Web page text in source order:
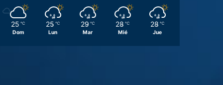
25 ℃
Dom
25 ℃
Lun
29 ℃
Mar
28 ℃
Mié
28 ℃
Jue